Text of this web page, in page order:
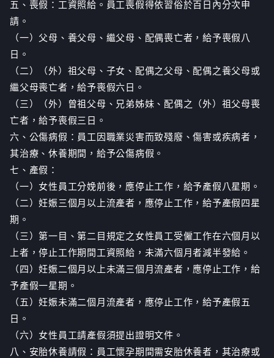
五、喪假：工資照給。員工喪假得依習俗於百日內分次申
請。
（一）父母、養父母、繼父母、配偶喪亡者，給予喪假八
日。
（二）（外）祖父母、子女、配偶之父母、配偶之養父母或
繼父母喪亡者，給予喪假六日。
（三）（外）曾祖父母、兄弟姊妹、配偶之（外）祖父母喪
亡者，給予喪假三日。
六、公傷病假：員工因職業災害而致殘廢、傷害或疾病者，
其治療、休養期間，給予公傷病假。
七、產假：
（一）女性員工分娩前後，應停止工作，給予產假八星期。
（二）妊娠三個月以上流產者，應停止工作，給予產假四星
期。
（三）第一目、第二目規定之女性員工受僱工作在六個月以
上者，停止工作期間工資照給，未滿六個月者減半發給。
（四）妊娠二個月以上未滿三個月流產者，應停止工作，給
予產假一星期。
（五）妊娠未滿二個月流產者，應停止工作，給予產假五
日。
（六）女性員工請產假須提出證明文件。
八、安胎休養請假：員工懷孕期間需安胎休養者，其治療或